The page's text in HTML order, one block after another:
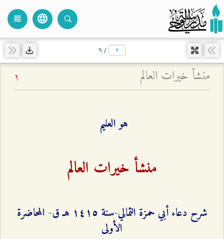
language
view_headline
/ ٩
منشأ خيرات العالم 1
هو العليم
منشأ خيرات العالم
شرح دعاء أبي حمزة الثمالي-سنة ۱٤۱٥ هـ ق- المحاضرة
الأولى